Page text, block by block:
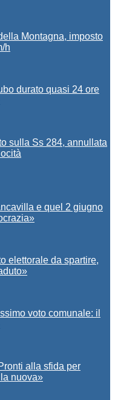
Montagna, imposto
h
durato quasi 24 ore
sulla Ss 284, annullata
e quel 2 giugno
elettorale da spartire,
voto comunale: il
alla sfida per
nuova»